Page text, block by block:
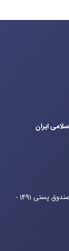
ایران
بزرگراه چمران - محل دائمی نمایشگاههای بین المللی - صندوق پستی 1491 -